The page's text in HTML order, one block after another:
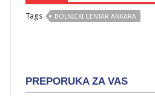
Tags BOLNICKI CENTAR ANKARA